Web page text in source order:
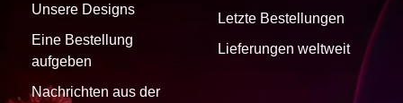
Unsere Designs
Eine Bestellung
aufgeben
Nachrichten aus der
Letzte Bestellungen
Lieferungen weltweit